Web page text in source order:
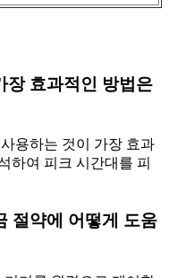
장 효과적인 방법은
용하는 것이 가장 효과
하여 피크 시간대를 피
절약에 어떻게 도움